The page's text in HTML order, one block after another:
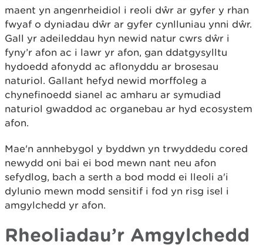
maent yn angenrheidiol i reoli dŵr ar gyfer y rhan
fwyaf o dyniadau dŵr ar gyfer cynlluniau ynni dŵr.
Gall yr adeileddau hyn newid natur cwrs dŵr i
fyny’r afon ac i lawr yr afon, gan ddatgysylltu
hydoedd afonydd ac aflonyddu ar brosesau
naturiol. Gallant hefyd newid morffoleg a
chynefinoedd sianel ac amharu ar symudiad
naturiol gwaddod ac organebau ar hyd ecosystem
afon.
Mae'n annhebygol y byddwn yn trwyddedu cored
newydd oni bai ei bod mewn nant neu afon
sefydlog, bach a serth a bod modd ei lleoli a'i
dylunio mewn modd sensitif i fod yn risg isel i
amgylchedd yr afon.
Rheoliadau’r Amgylchedd